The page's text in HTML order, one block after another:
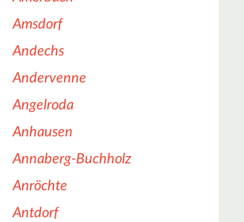
Amsdorf
Andechs
Andervenne
Angelroda
Anhausen
Annaberg-Buchholz
Anröchte
Antdorf